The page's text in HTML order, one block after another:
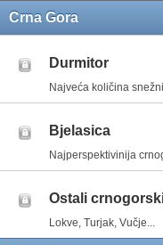
Crna Gora
Durmitor
Najveća količina
Bjelasica
Najperspektivinija
Ostali
Lokve, Turjak, Vučje...